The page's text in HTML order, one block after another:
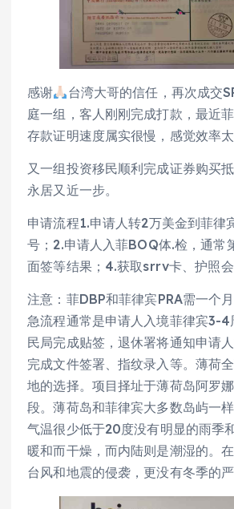
感谢
台湾大哥的信任，再次成交
庭一组，客人刚刚完成打款，最近
存款证明速度属实很慢，感觉效率
又一组投资移民顺利完成证券购买
永居又近一步。
申请流程1.申请人转2万美金到菲律
号；2.申请人入菲BOQ体.检，通常
面签等结果；4.获取srrv卡、护照会
注意：菲DBP和菲律宾PRA需一个
急流程通常是申请人入境菲律宾3-4
民局完成贴签，退休署将通知申请
完成文件签署、指纹录入等。薄荷
地的选择。项目择址于薄荷岛阿罗
段。薄荷岛和菲律宾大多数岛屿一
气温很少低于20度没有明显的雨季
暖和而干燥，而内陆则是潮湿的。
台风和地震的侵袭，更没有冬季的严